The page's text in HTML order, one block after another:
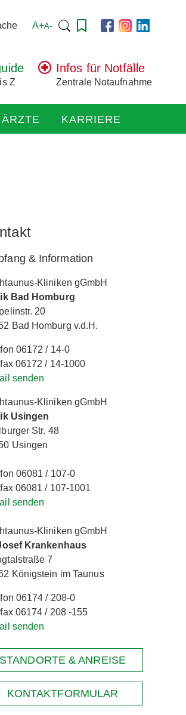
A+A- Suchen
Z
Infos für Notfälle
Zentrale Notaufnahme
KARRIERE
& Information
Kliniken gGmbH
Bad Homburg
20
Bad Homburg v.d.H.
06172 / 14-0
06172 / 14-1000
senden
Kliniken gGmbH
Usingen
Str. 48
Usingen
06081 / 107-0
06081 / 107-1001
senden
Kliniken gGmbH
Krankenhaus
7
Königstein im Taunus
06174 / 208-0
06174 / 208 -155
senden
STANDORTE & ANREISE
KONTAKTFORMULAR